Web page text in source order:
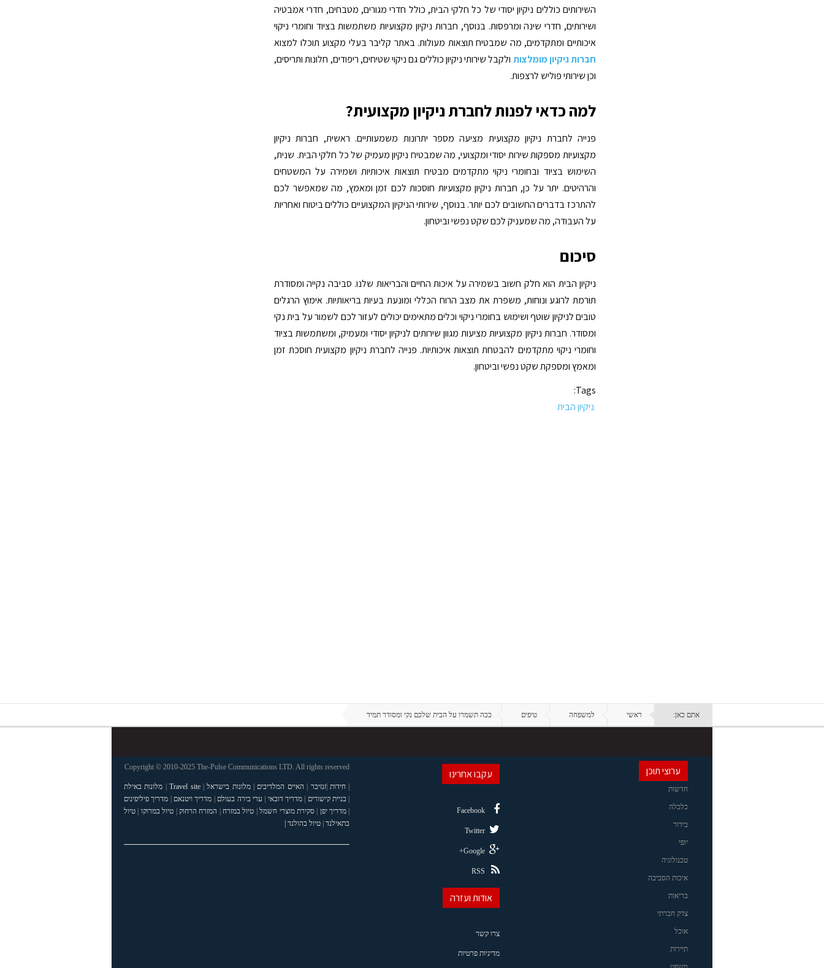
השירותים כוללים ניקיון יסודי של כל חלקי הבית, כולל חדרי מגורים, מטבחים, חדרי אמבטיה
ושירותים, חדרי שינה ומרפסות. בנוסף, חברות ניקיון מקצועיות משתמשות בציוד וחומרי ניקוי
איכותיים ומתקדמים, מה שמבטיח תוצאות מעולות. באתר קליבר בעלי מקצוע תוכלו למצוא
חברות ניקיון מומלצות ולקבל שירותי ניקיון כוללים גם ניקוי שטיחים, ריפודים, חלונות ותריסים,
וכן שירותי פוליש לרצפות.
למה כדאי לפנות לחברת ניקיון מקצועית?
פנייה לחברת ניקיון מקצועית מציעה מספר יתרונות משמעותיים. ראשית, חברות ניקיון
מקצועיות מספקות שירות יסודי ומקצועי, מה שמבטיח ניקיון מעמיק של כל חלקי הבית. שנית,
השימוש בציוד ובחומרי ניקוי מתקדמים מבטיח תוצאות איכותיות ושמירה על המשטחים
והרהיטים. יתר על כן, חברות ניקיון מקצועיות חוסכות לכם זמן ומאמץ, מה שמאפשר לכם
להתרכז בדברים החשובים לכם יותר. בנוסף, שירותי הניקיון המקצועיים כוללים ביטוח ואחריות
על העבודה, מה שמעניק לכם שקט נפשי וביטחון.
סיכום
ניקיון הבית הוא חלק חשוב בשמירה על איכות החיים והבריאות שלנו. סביבה נקייה ומסודרת
תורמת לרוגע ונוחות, משפרת את מצב הרוח הכללי ומונעת בעיות בריאותיות. אימוץ הרגלים
טובים לניקיון שוטף ושימוש בחומרי ניקוי וכלים מתאימים יכולים לעזור לכם לשמור על בית נקי
ומסודר. חברות ניקיון מקצועיות מציעות מגוון שירותים לניקיון יסודי ומעמיק, ומשתמשות בציוד
וחומרי ניקוי מתקדמים להבטחת תוצאות איכותיות. פנייה לחברת ניקיון מקצועית חוסכת זמן
ומאמץ ומספקת שקט נפשי וביטחון.
Tags:
ניקיון הבית
אתם כאן: ראשי למשפחה טיפים ככה תשמרו על הבית שלכם נקי ומסודר תמיד
ערוצי תוכן
חדשות
כלכלה
בידור
יופי
טכנולוגיה
איכות הסביבה
בריאות
צדק חברתי
אוכל
תיירות
עקבו אחרינו
Facebook
Twitter
Google+
RSS
אודות ועזרה
צרו קשר
מדיניות פרטיות
Copyright © 2010-2025 The-Pulse Communications LTD. All rights reserved
חידות|זנזיבר האיים המלדיבים |מלונות בישראל|
Travel site
| מלונות באילת
בניית קישורים |מדריך דובאי ערי בירה בעולם מדריך ויטנאם
מדריך פיליפינים
מדריך יפן |סקירת מוצרי חשמל| טיול במזרח המזרח הרחוק טיול במרוקו
טיול
בתאילנד| טיול בהולנד |